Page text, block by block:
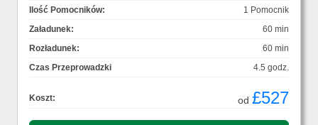
Ilość Pomocników:
1 Pomocnik
Załadunek:
60 min
Rozładunek:
60 min
Czas Przeprowadzki
4.5 godz.
Koszt: od £527